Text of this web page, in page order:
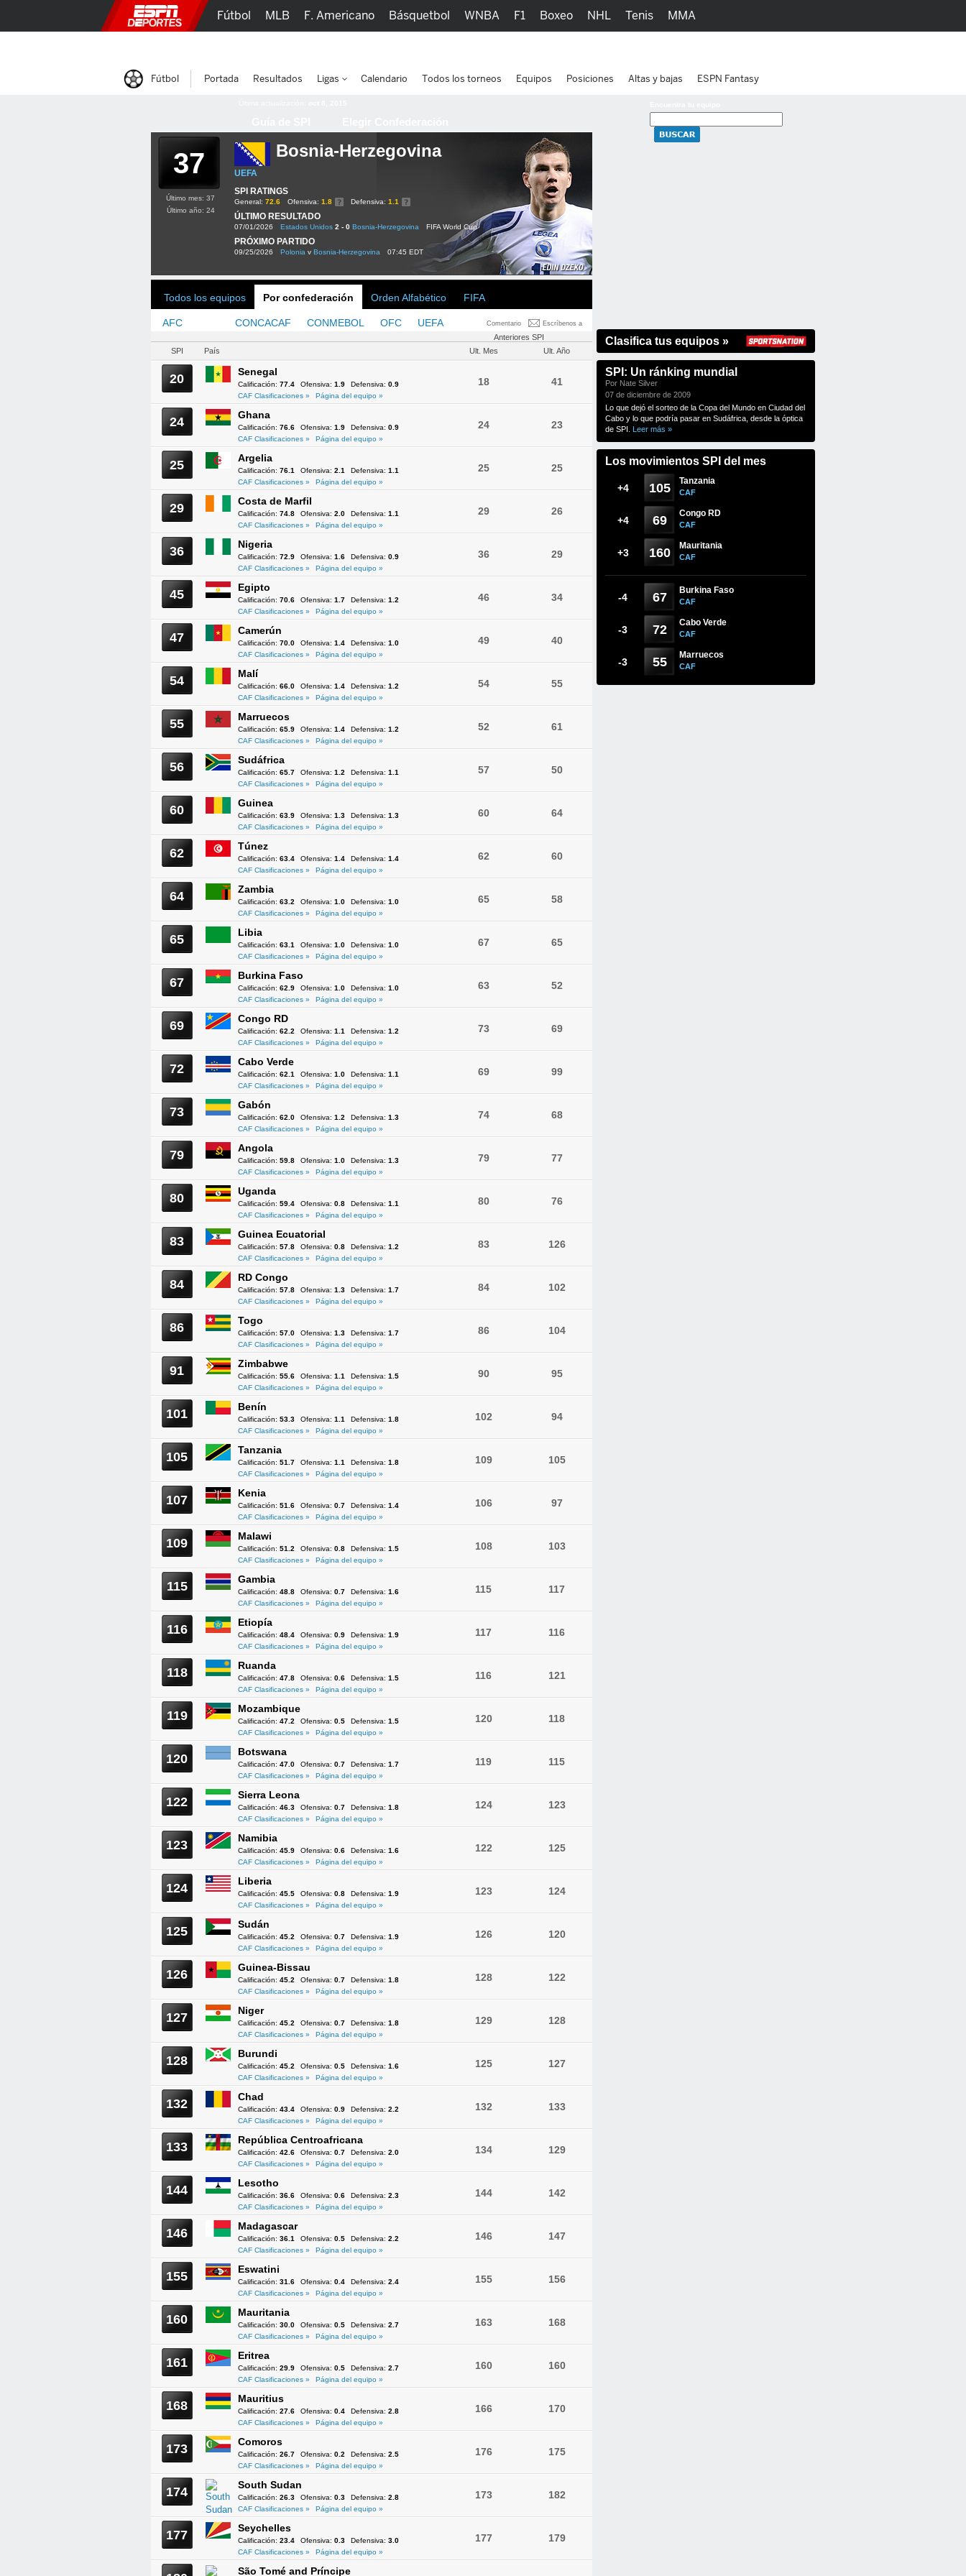
37 Bosnia-Herzegovina
UEFA
SPI RATINGS
General: 72.6 Ofensiva: 1.8 Defensiva: 1.1
ÚLTIMO RESULTADO
07/01/2026 Estados Unidos 2 - 0 Bosnia-Herzegovina FIFA World Cup
PRÓXIMO PARTIDO
09/25/2026 Polonia v Bosnia-Herzegovina 07:45 EDT
Último mes: 37
Último año: 24
Todos los equipos Por confederación Orden Alfabético FIFA
Comentario Escríbenos a
AFC CONCACAF CONMEBOL OFC UEFA
Anteriores SPI
SPI
País Ult. Mes Ult. Año
20 Senegal
Calificación: 77.4 Ofensiva: 1.9 Defensiva: 0.9
CAF Clasificaciones »
Página del equipo »
18 41
24 Ghana
Calificación: 76.6 Ofensiva: 1.9 Defensiva: 0.9
CAF Clasificaciones »
Página del equipo »
24 23
25 Argelia
Calificación: 76.1 Ofensiva: 2.1 Defensiva: 1.1
CAF Clasificaciones »
Página del equipo »
25 25
29 Costa de Marfil
Calificación: 74.8 Ofensiva: 2.0 Defensiva: 1.1
CAF Clasificaciones »
Página del equipo »
29 26
36 Nigeria
Calificación: 72.9 Ofensiva: 1.6 Defensiva: 0.9
CAF Clasificaciones »
Página del equipo »
36 29
45 Egipto
Calificación: 70.6 Ofensiva: 1.7 Defensiva: 1.2
CAF Clasificaciones »
Página del equipo »
46 34
47 Camerún
Calificación: 70.0 Ofensiva: 1.4 Defensiva: 1.0
CAF Clasificaciones »
Página del equipo »
49 40
54 Malí
Calificación: 66.0 Ofensiva: 1.4 Defensiva: 1.2
CAF Clasificaciones »
Página del equipo »
54 55
55 Marruecos
Calificación: 65.9 Ofensiva: 1.4 Defensiva: 1.2
CAF Clasificaciones »
Página del equipo »
52 61
56 Sudáfrica
Calificación: 65.7 Ofensiva: 1.2 Defensiva: 1.1
CAF Clasificaciones »
Página del equipo »
57 50
60 Guinea
Calificación: 63.9 Ofensiva: 1.3 Defensiva: 1.3
CAF Clasificaciones »
Página del equipo »
60 64
62 Túnez
Calificación: 63.4 Ofensiva: 1.4 Defensiva: 1.4
CAF Clasificaciones »
Página del equipo »
62 60
64 Zambia
Calificación: 63.2 Ofensiva: 1.0 Defensiva: 1.0
CAF Clasificaciones »
Página del equipo »
65 58
65 Libia
Calificación: 63.1 Ofensiva: 1.0 Defensiva: 1.0
CAF Clasificaciones »
Página del equipo »
67 65
67 Burkina Faso
Calificación: 62.9 Ofensiva: 1.0 Defensiva: 1.0
CAF Clasificaciones »
Página del equipo »
63 52
69 Congo RD
Calificación: 62.2 Ofensiva: 1.1 Defensiva: 1.2
CAF Clasificaciones »
Página del equipo »
73 69
72 Cabo Verde
Calificación: 62.1 Ofensiva: 1.0 Defensiva: 1.1
CAF Clasificaciones »
Página del equipo »
69 99
73 Gabón
Calificación: 62.0 Ofensiva: 1.2 Defensiva: 1.3
CAF Clasificaciones »
Página del equipo »
74 68
79 Angola
Calificación: 59.8 Ofensiva: 1.0 Defensiva: 1.3
CAF Clasificaciones »
Página del equipo »
79 77
80 Uganda
Calificación: 59.4 Ofensiva: 0.8 Defensiva: 1.1
CAF Clasificaciones »
Página del equipo »
80 76
83 Guinea Ecuatorial
Calificación: 57.8 Ofensiva: 0.8 Defensiva: 1.2
CAF Clasificaciones »
Página del equipo »
83 126
84 RD Congo
Calificación: 57.8 Ofensiva: 1.3 Defensiva: 1.7
CAF Clasificaciones »
Página del equipo »
84 102
86 Togo
Calificación: 57.0 Ofensiva: 1.3 Defensiva: 1.7
CAF Clasificaciones »
Página del equipo »
86 104
91 Zimbabwe
Calificación: 55.6 Ofensiva: 1.1 Defensiva: 1.5
CAF Clasificaciones »
Página del equipo »
90 95
101 Benín
Calificación: 53.3 Ofensiva: 1.1 Defensiva: 1.8
CAF Clasificaciones »
Página del equipo »
102 94
105 Tanzania
Calificación: 51.7 Ofensiva: 1.1 Defensiva: 1.8
CAF Clasificaciones »
Página del equipo »
109 105
107 Kenia
Calificación: 51.6 Ofensiva: 0.7 Defensiva: 1.4
CAF Clasificaciones »
Página del equipo »
106 97
109 Malawi
Calificación: 51.2 Ofensiva: 0.8 Defensiva: 1.5
CAF Clasificaciones »
Página del equipo »
108 103
115 Gambia
Calificación: 48.8 Ofensiva: 0.7 Defensiva: 1.6
CAF Clasificaciones »
Página del equipo »
115 117
116 Etiopía
Calificación: 48.4 Ofensiva: 0.9 Defensiva: 1.9
CAF Clasificaciones »
Página del equipo »
117 116
118 Ruanda
Calificación: 47.8 Ofensiva: 0.6 Defensiva: 1.5
CAF Clasificaciones »
Página del equipo »
116 121
119 Mozambique
Calificación: 47.2 Ofensiva: 0.5 Defensiva: 1.5
CAF Clasificaciones »
Página del equipo »
120 118
120 Botswana
Calificación: 47.0 Ofensiva: 0.7 Defensiva: 1.7
CAF Clasificaciones »
Página del equipo »
119 115
122 Sierra Leona
Calificación: 46.3 Ofensiva: 0.7 Defensiva: 1.8
CAF Clasificaciones »
Página del equipo »
124 123
123 Namibia
Calificación: 45.9 Ofensiva: 0.6 Defensiva: 1.6
CAF Clasificaciones »
Página del equipo »
122 125
124 Liberia
Calificación: 45.5 Ofensiva: 0.8 Defensiva: 1.9
CAF Clasificaciones »
Página del equipo »
123 124
125 Sudán
Calificación: 45.2 Ofensiva: 0.7 Defensiva: 1.9
CAF Clasificaciones »
Página del equipo »
126 120
126 Guinea-Bissau
Calificación: 45.2 Ofensiva: 0.7 Defensiva: 1.8
CAF Clasificaciones »
Página del equipo »
128 122
127 Niger
Calificación: 45.2 Ofensiva: 0.7 Defensiva: 1.8
CAF Clasificaciones »
Página del equipo »
129 128
128 Burundi
Calificación: 45.2 Ofensiva: 0.5 Defensiva: 1.6
CAF Clasificaciones »
Página del equipo »
125 127
132 Chad
Calificación: 43.4 Ofensiva: 0.9 Defensiva: 2.2
CAF Clasificaciones »
Página del equipo »
132 133
133 República Centroafricana
Calificación: 42.6 Ofensiva: 0.7 Defensiva: 2.0
CAF Clasificaciones »
Página del equipo »
134 129
144 Lesotho
Calificación: 36.6 Ofensiva: 0.6 Defensiva: 2.3
CAF Clasificaciones »
Página del equipo »
144 142
146 Madagascar
Calificación: 36.1 Ofensiva: 0.5 Defensiva: 2.2
CAF Clasificaciones »
Página del equipo »
146 147
155 Eswatini
Calificación: 31.6 Ofensiva: 0.4 Defensiva: 2.4
CAF Clasificaciones »
Página del equipo »
155 156
160 Mauritania
Calificación: 30.0 Ofensiva: 0.5 Defensiva: 2.7
CAF Clasificaciones »
Página del equipo »
163 168
161 Eritrea
Calificación: 29.9 Ofensiva: 0.5 Defensiva: 2.7
CAF Clasificaciones »
Página del equipo »
160 160
168 Mauritius
Calificación: 27.6 Ofensiva: 0.4 Defensiva: 2.8
CAF Clasificaciones »
Página del equipo »
166 170
173 Comoros
Calificación: 26.7 Ofensiva: 0.2 Defensiva: 2.5
CAF Clasificaciones »
Página del equipo »
176 175
174 South Sudan
Calificación: 26.3 Ofensiva: 0.3 Defensiva: 2.8
CAF Clasificaciones »
Página del equipo »
173 182
177 Seychelles
Calificación: 23.4 Ofensiva: 0.3 Defensiva: 3.0
CAF Clasificaciones »
Página del equipo »
177 179
São Tomé and Príncipe
Clasifica tus equipos »
SPI: Un ránking mundial
Por Nate Silver
07 de diciembre de 2009
Lo que dejó el sorteo de la Copa del Mundo en Ciudad del
Cabo y lo que podría pasar en Sudáfrica, desde la óptica
de SPI. Leer más »
Los movimientos SPI del mes
+4 105 Tanzania
CAF
+4 69 Congo RD
CAF
+3 160 Mauritania
CAF
-4 67 Burkina Faso
CAF
-3 72 Cabo Verde
CAF
-3 55 Marruecos
CAF
Fútbol MLB F. Americano Básquetbol WNBA F1 Boxeo NHL Tenis MMA
Fútbol Portada Resultados Ligas Calendario Todos los torneos Equipos Posiciones Altas y bajas ESPN Fantasy